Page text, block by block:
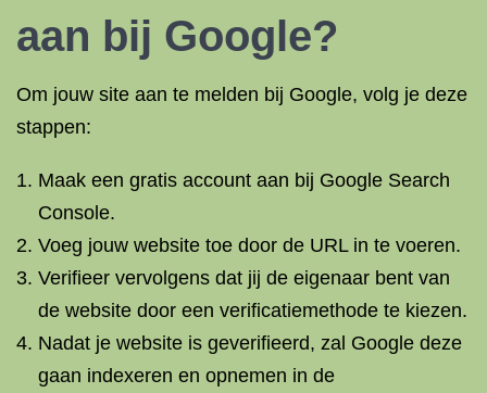
aan bij Google?
Om jouw site aan te melden bij Google, volg je deze
stappen:
Maak een gratis account aan bij Google Search
Console.
Voeg jouw website toe door de URL in te voeren.
Verifieer vervolgens dat jij de eigenaar bent van
de website door een verificatiemethode te kiezen.
Nadat je website is geverifieerd, zal Google deze
gaan indexeren en opnemen in de